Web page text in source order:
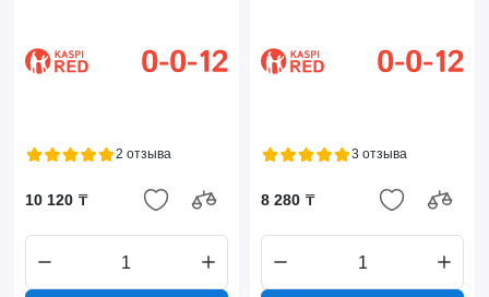
2 отзыва
10 120 ₸
3 отзыва
8 280 ₸